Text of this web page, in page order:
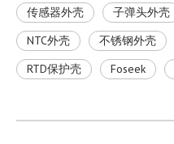
传感器外壳 子弹头外壳
NTC外壳
不锈钢外壳
RTD保护壳
Foseek